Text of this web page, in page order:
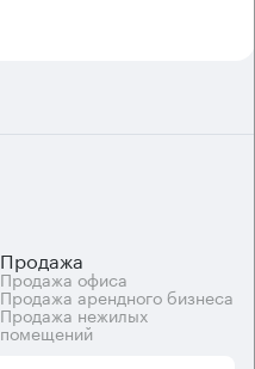
Продажа
Продажа офиса
Продажа арендного бизнеса
Продажа нежилых
помещений